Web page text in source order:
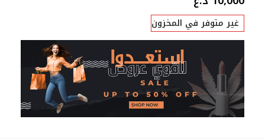
غير متوفر في المخزون